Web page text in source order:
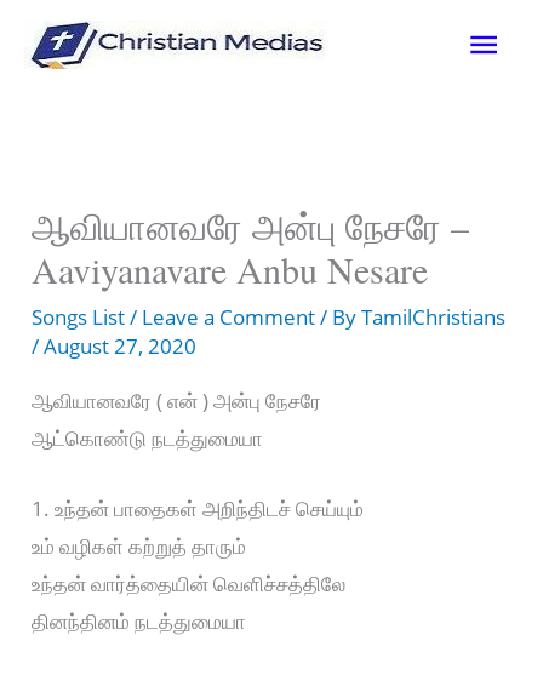
ஆவியானவரே அன்பு நேசரே –
Aaviyanavare Anbu Nesare
Songs List/ Leave a Comment/ ByTamilChristians
/August 27, 2020
ஆவியானவரே ( என் ) அன்பு நேசரே
ஆட்கொண்டு நடத்துமையா
1. உந்தன் பாதைகள் அறிந்திடச் செய்யும்
உம் வழிகள் கற்றுத் தாரும்
உந்தன் வார்த்தையின் வெளிச்சத்திலே
தினந்தினம் நடத்துமையா